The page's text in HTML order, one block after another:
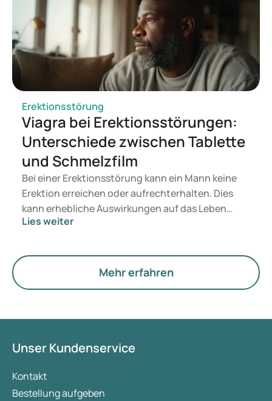
Interesse an ED-Medikamenten zeigten,
untersuchte Dokteronline, welche Motivationen,
Zweifel und Informationsbedürfnisse bei der Wahl
einer Behandlung eine Rolle spielen.
Erektionsstörung
Viagra bei Erektionsstörungen:
Unterschiede zwischen Tablette
und Schmelzfilm
Bei einer Erektionsstörung kann ein Mann keine
Erektion erreichen oder aufrechterhalten. Dies
kann erhebliche Auswirkungen auf das Leben
haben, sowohl psychisch als auch physisch.
es sind auch Medikamente zur Behandlung von
Erektionsproblemen erhältlich, wie zum Beispiel
Viagra. Für viele Männer spielen Faktoren
zu Ihrer Situation? Hier besprechen wir die
Medikaments und seine Wirkungsweise.
Lies weiter
Mehr erfahren
Unser Kundenservice
Kontakt
Bestellung aufgeben